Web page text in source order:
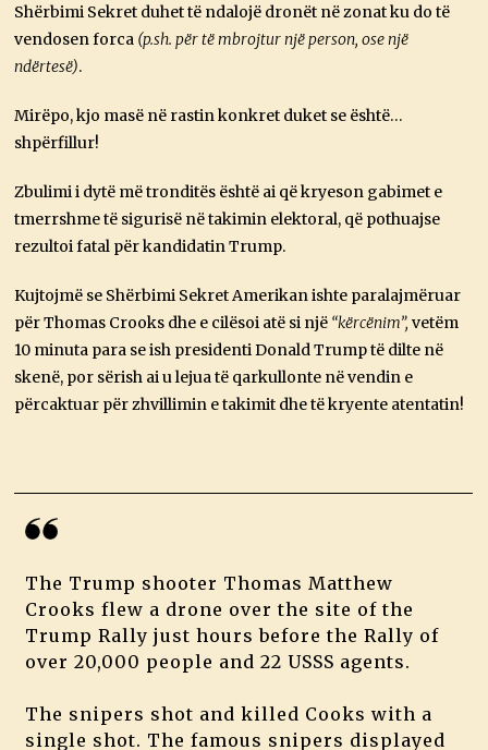
Shërbimi Sekret duhet të ndalojë dronët në zonat ku do të
vendosen forca (p.sh. për të mbrojtur një person, ose një
ndërtesë).
Mirëpo, kjo masë në rastin konkret duket se është…
shpërfillur!
Zbulimi i dytë më tronditës është ai që kryeson gabimet e
tmerrshme të sigurisë në takimin elektoral, që pothuajse
rezultoi fatal për kandidatin Trump.
Kujtojmë se Shërbimi Sekret Amerikan ishte paralajmëruar
për Thomas Crooks dhe e cilësoi atë si një “kërcënim”,vetëm
10 minuta para se ish presidenti Donald Trump të dilte në
skenë, por sërish ai u lejua të qarkullonte në vendin e
përcaktuar për zhvillimin e takimit dhe të kryente atentatin!
The Trump shooter Thomas Matthew
Crooks flew a drone over the site of the
Trump Rally just hours before the Rally of
over 20,000 people and 22 USSS agents.
The snipers shot and killed Cooks with a
single shot. The famous snipers displayed